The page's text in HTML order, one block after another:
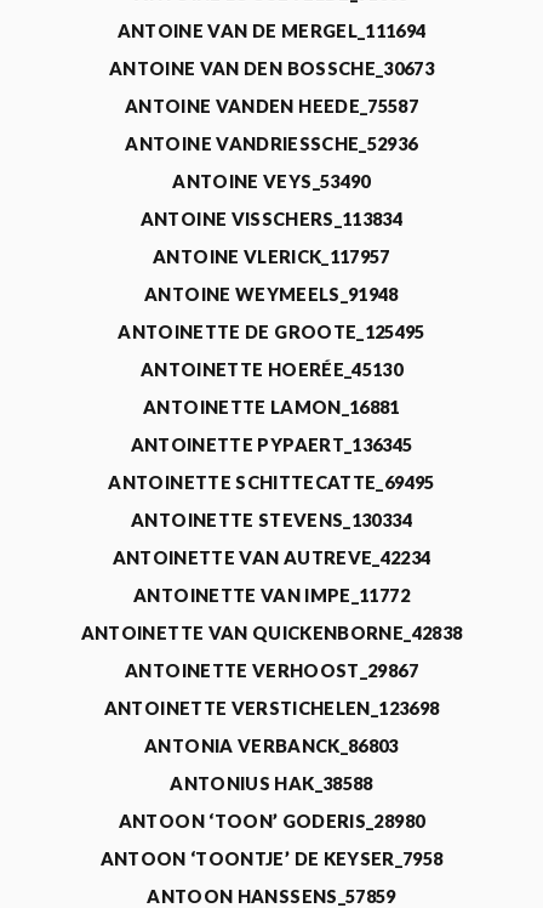
ANTOINE VAN DE MERGEL_111694
ANTOINE VAN DEN BOSSCHE_30673
ANTOINE VANDEN HEEDE_75587
ANTOINE VANDRIESSCHE_52936
ANTOINE VEYS_53490
ANTOINE VISSCHERS_113834
ANTOINE VLERICK_117957
ANTOINE WEYMEELS_91948
ANTOINETTE DE GROOTE_125495
ANTOINETTE HOERÉE_45130
ANTOINETTE LAMON_16881
ANTOINETTE PYPAERT_136345
ANTOINETTE SCHITTECATTE_69495
ANTOINETTE STEVENS_130334
ANTOINETTE VAN AUTREVE_42234
ANTOINETTE VAN IMPE_11772
ANTOINETTE VAN QUICKENBORNE_42838
ANTOINETTE VERHOOST_29867
ANTOINETTE VERSTICHELEN_123698
ANTONIA VERBANCK_86803
ANTONIUS HAK_38588
ANTOON ‘TOON’ GODERIS_28980
ANTOON ‘TOONTJE’ DE KEYSER_7958
ANTOON HANSSENS_57859